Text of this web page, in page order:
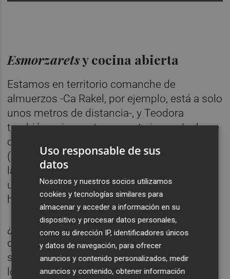
Esmorzaretsy cocina abierta
Estamos en territorio comanche de
almuerzos -Ca Rakel, por ejemplo, está a solo
unos metros de distancia-, y Teodora
también quiere entrar en este juego. Lo hace
con una propuesta de
(bocadillo y café) a10 eurospara los días
laborables entre semana de 9:30 a 12, y con
una carta de bocadillos para el mismo
horario, pero durante los fines de semana.
¿Y el resto del horario de apertura? El
concepto es de cocina abierta, para dar
servicio tanto a los clientes locales como a
los extranjeros que quieren cenar a las seis
Uso responsable de sus
datos
Nosotros y nuestros socios utilizamos
cookies y tecnologías similares para
almacenar y acceder a información en su
dispositivo y procesar datos personales,
como su dirección IP, identificadores únicos
y datos de navegación, para ofrecer
anuncios y contenido personalizados, medir
anuncios y contenido, obtener información